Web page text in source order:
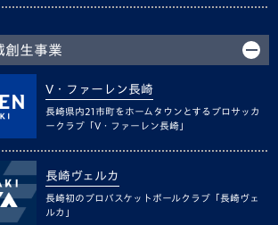
創生事業
V・ファーレン長崎
長崎県内21市町をホームタウンとするプロサッカ
ークラブ「V・ファーレン長崎」
長崎ヴェルカ
長崎初のプロバスケットボールクラブ「長崎ヴェ
ルカ」